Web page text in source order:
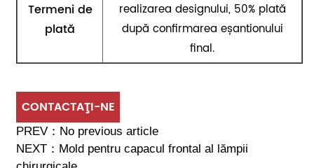
Termeni de
plată
realizarea designului, 50% plată
după confirmarea eșantionului
final.
CONTACTAŢI-NE
PREV： No previous article
NEXT： Mold pentru capacul frontal al lămpii